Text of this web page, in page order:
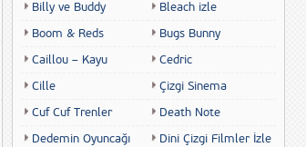
Billy ve Buddy
Bleach izle
Boom & Reds
Bugs Bunny
Caillou – Kayu
Cedric
Cille
Çizgi Sinema
Cuf Cuf Trenler
Death Note
Dedemin Oyuncağı
Dini Çizgi Filmler İzle